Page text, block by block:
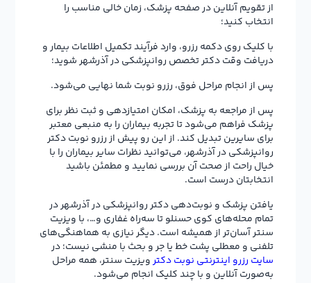
از تقویم آنلاین در صفحه پزشک، زمان خالی مناسب را
انتخاب کنید؛
با کلیک روی دکمه رزرو، وارد فرآیند تکمیل اطلاعات بیمار و
دریافت وقت دکتر تخصص روانپزشکی در آذرشهر شوید؛
پس از انجام مراحل فوق، رزرو نوبت شما نهایی می‌شود.
پس از مراجعه به پزشک، امکان امتیازدهی و ثبت نظر برای
پزشک فراهم می‌شود تا تجربه بیماران را به منبعی معتبر
برای سایرین تبدیل کند. از این رو پیش از رزرو نوبت دکتر
روانپزشکی در آذرشهر، می‌توانید نظرات سایر بیماران را با
خیال راحت از صحت آن بررسی نمایید و مطمئن باشید
انتخابتان درست است.
یافتن پزشک و نوبت‌دهی دکتر روانپزشکی در آذرشهر در
تمام محله‌های کوی حسنلو تا سه‌راه غفاری و…، با ویزیت
سنتر آسان‌تر از همیشه است. دیگر نیازی به هماهنگی‌های
تلفنی و معطلی پشت خط یا جر و بحث با منشی نیست؛ در
سایت رزرو اینترنتی نوبت دکترویزیت سنتر، همه مراحل
به‌صورت آنلاین و با چند کلیک انجام می‌شود.